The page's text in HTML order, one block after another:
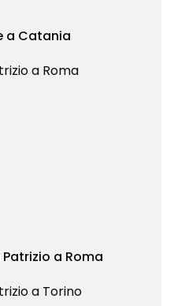
a Catania
a Roma